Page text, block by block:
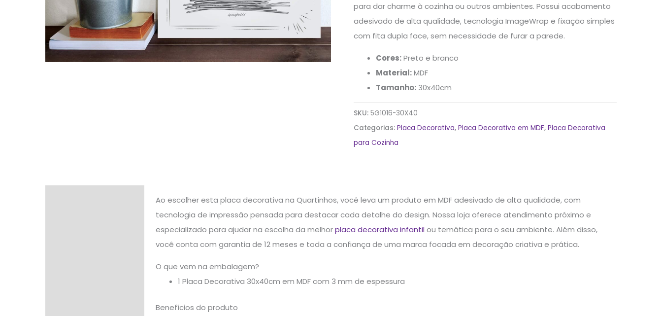
para dar charme à cozinha ou outros ambientes. Possui acabamento
adesivado de alta qualidade, tecnologia ImageWrap e fixação simples
com fita dupla face, sem necessidade de furar a parede.
Cores:Preto e branco
Material:MDF
Tamanho: 30x40cm
SKU:5G1016-30X40
Categorias:Placa Decorativa,Placa Decorativa em MDF,Placa Decorativa
para Cozinha
Ao escolher esta placa decorativa na Quartinhos, você leva um produto em MDF adesivado de alta qualidade, com
tecnologia de impressão pensada para destacar cada detalhe do design. Nossa loja oferece atendimento próximo e
especializado para ajudar na escolha da melhorplaca decorativa infantil ou temática para o seu ambiente. Além disso,
você conta com garantia de 12 meses e toda a confiança de uma marca focada em decoração criativa e prática.
O que vem na embalagem?
1 Placa Decorativa 30x40cm em MDF com 3 mm de espessura
Benefícios do produto